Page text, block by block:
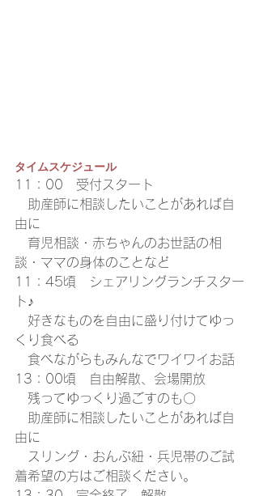
タイムスケジュール
11：00　受付スタート
助産師に相談したいことがあれば自
由に
育児相談・赤ちゃんのお世話の相
談・ママの身体のことなど
11：45頃　シェアリングランチスター
ト♪
好きなものを自由に盛り付けてゆっ
くり食べる
食べながらもみんなでワイワイお話
13：00頃　自由解散、会場開放
残ってゆっくり過ごすのも〇
助産師に相談したいことがあれば自
由に
スリング・おんぶ紐・兵児帯のご試
着希望の方はご相談ください。